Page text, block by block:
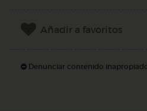
Añadir a favoritos
Denunciar contenido